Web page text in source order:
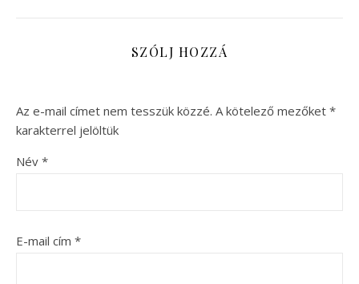
SZÓLJ HOZZÁ
Az e-mail címet nem tesszük közzé. A kötelező mezőket *
karakterrel jelöltük
Név *
E-mail cím *